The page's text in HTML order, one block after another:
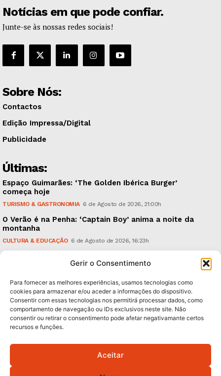
Gerir o Consentimento
Para fornecer as melhores experiências, usamos tecnologias como
cookies para armazenar e/ou aceder a informações do dispositivo.
Consentir com essas tecnologias nos permitirá processar dados, como
comportamento de navegação ou IDs exclusivos neste site. Não
consentir ou retirar o consentimento pode afetar negativamante certos
recursos e funções.
Aceitar
Notícias em que pode confiar.
Junte-se às nossas redes sociais!
Sobre Nós:
Contactos
Edição Impressa/Digital
Publicidade
Últimas:
Espaço Guimarães: ‘The Golden Ibérica Burger’
começa hoje
TURISMO & GASTRONOMIA 6 de Agosto de 2026, 21:00h
O Verão é na Penha: ‘Captain Boy’ anima a noite da
montanha
CULTURA & EDUCAÇÃO 6 de Agosto de 2026, 16:23h
em causa”, garante Ricardo Araújo
Subscreva Newsletter:
QUERO ADERIR